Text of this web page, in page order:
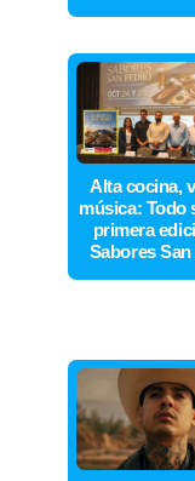
Alta cocina,
música: Todo
primera
Sabores